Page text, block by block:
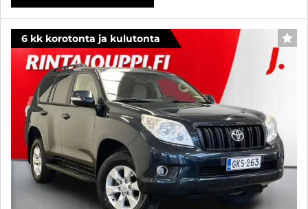
6 kk korotonta ja kulutonta